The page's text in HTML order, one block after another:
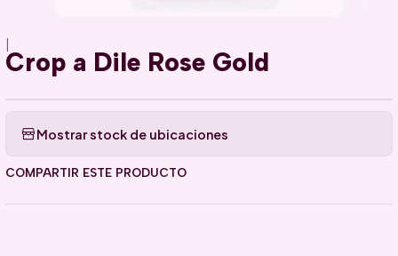
Crop a Dile Rose Gold
Mostrar stock de ubicaciones
COMPARTIR ESTE PRODUCTO